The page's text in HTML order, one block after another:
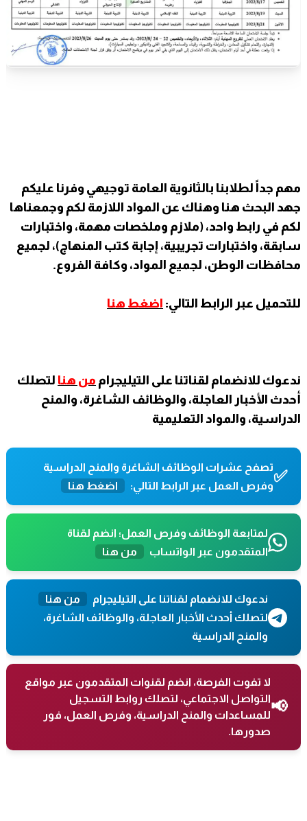
مهم جداً لطلابنا بالثانوية العامة توجيهي وفرنا عليكم
جهد البحث هنا وهناك عن المواد اللازمة لكم وجمعناها
لكم في رابط واحد، (ملازم وملخصات مهمة، واختبارات
سابقة، واختبارات تجريبية، إجابة كتب المنهاج)، لجميع
محافظات الوطن، لجميع المواد، وكافة الفروع.
للتحميل عبر الرابط التالي: اضغط هنا
ندعوك للانضمام لقناتنا على التيليجرام من هنا لتصلك
أحدث الأخبار العاجلة، والوظائف الشاغرة، والمنح
الدراسية، والمواد التعليمية
✅تصفح عشرات الوظائف الشاغرة والمنح الدراسية
وفرص العمل عبر الرابط التالي:
اضغط هنا
لمتابعة الوظائف وفرص العمل؛ انضم لقناة
المتقدمون عبر الواتساب
من هنا
ندعوك للانضمام لقناتنا على التيليجرام
من هنا
لتصلك أحدث الأخبار العاجلة، والوظائف الشاغرة،
والمنح الدراسية
📢
لا تفوت الفرصة، انضم لقنوات المتقدمون عبر مواقع
التواصل الاجتماعي، لتصلك روابط التسجيل
للمساعدات والمنح الدراسية، وفرص العمل، فور
صدورها.